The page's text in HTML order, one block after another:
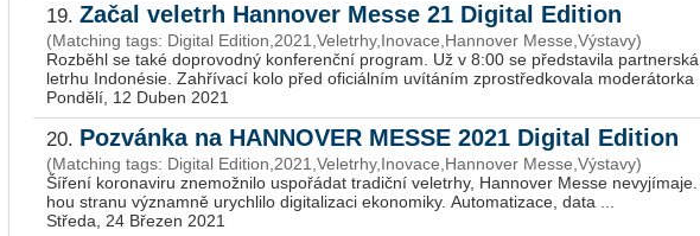
19. Začal veletrh Hannover Messe 21 Digital Edition
(Matching tags: Digital Edition,2021,Veletrhy,Inovace,Hannover Messe,Výstavy)
Roz­bě­hl se také do­pro­vod­ný kon­fe­renč­ní pro­gram. Už v 8:00 se před­sta­vi­la
letr­hu In­donésie. Za­hří­va­cí kolo před ofi­ci­ál­ním uví­tá­ním zpro­střed­ko­vala mo­de­rá­tor­ka
Pondělí, 12 Duben 2021
20. Pozvánka na HANNOVER MESSE 2021 Digital Edition
(Matching tags: Digital Edition,2021,Veletrhy,Inovace,Hannover Messe,Výstavy)
Ší­ře­ní ko­ro­na­vi­ru zne­mož­ni­lo uspo­řá­dat tra­dič­ní ve­letrhy, Han­no­ver Messe
hou stra­nu vý­znam­ně urych­li­lo di­gi­ta­li­za­ci eko­no­mi­ky. Au­to­ma­ti­za­ce, data ...
Středa, 24 Březen 2021